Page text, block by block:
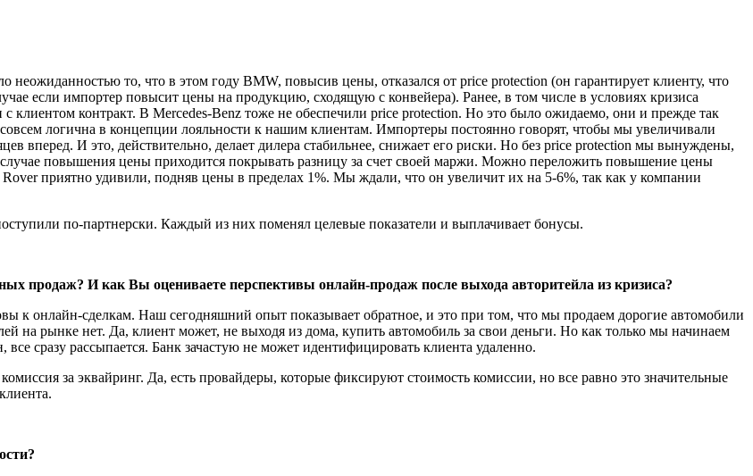
то, что в этом году BMW, повысив цены, отказался от price protection (он гарантирует клиенту, что
если импортер повысит цены на продукцию, сходящую с кон­вейера). Ранее, в том числе в условиях кризиса
клиентом контракт. В Mercedes-Benz тоже не обеспечили price protection. Но это было ожидаемо, они и прежде так
логична в кон­цепции лояльности к нашим клиентам. Импортеры постоянно говорят, чтобы мы увеличивали
вперед. И это, дей­ствительно, делает дилера стабильнее, снижает его риски. Но без price protection мы вынуждены,
повышения цены при­ходится покрывать разницу за счет своей маржи. Можно перело­жить повышение цены
Rover приятно удивили, подняв цены в пределах 1%. Мы ждали, что он увеличит их на 5-6%, так как у компании
по-партнерски. Каждый из них поменял целевые показатели и выплачивает бонусы.
продаж? И как Вы оцениваете перспективы онлайн-продаж после выхода авторитейла из кризиса?
к онлайн-сделкам. Наш сегодняшний опыт показывает обратное, и это при том, что мы продаем дорогие автомобили
на рынке нет. Да, клиент может, не выходя из дома, купить автомобиль за свои деньги. Но как только мы начинаем
сразу рассыпается. Банк зачастую не может идентифицировать клиента удаленно.
за эквайринг. Да, есть провайдеры, которые фиксируют стоимость комиссии, но все равно это значительные